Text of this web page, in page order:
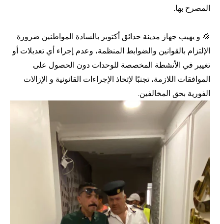
المصرح بها.
💢 و يهيب جهاز مدينة حدائق أكتوبر بالسادة المواطنين ضرورة
الإلتزام بالقوانين والضوابط المنظمة، وعدم إجراء أي تعديلات أو
تغيير في الأنشطة المخصصة للوحدات دون الحصول على
الموافقات اللازمة، تجنبًا لإتخاذ الإجراءات القانونية و الإزالات
الفورية بحق المخالفين.